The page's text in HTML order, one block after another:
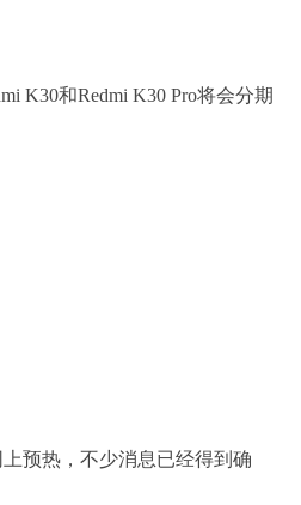
K30和Redmi K30 Pro将会分期
预热，不少消息已经得到确